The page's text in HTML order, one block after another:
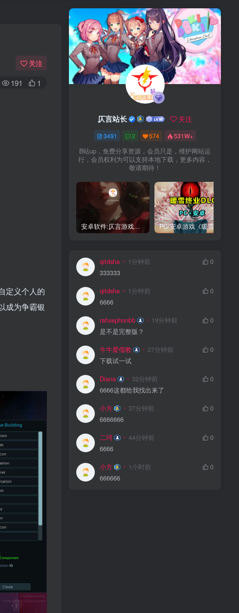
关注
191 1
定义个人的
成为争霸银
仄言站长 关注
3491 2 574 531W+
B站up，免费分享资源，会员只是，维护网站运
行，会员权利为可以支持本地下载，更多内容，
敬请期待！
安卓软件:仄言游戏库4.0APP全新上架了！没有下的赶紧下载呀！
qitdsha 1分钟前
0
333333
qitdsha 1分钟前
0
6666
rahxephonbb 19分钟前
0
是不是完整版？
牛牛爱儒教 27分钟前
0
下载试一试
Diana 32分钟前
0
6666这都给我找出来了
小方 37分钟前
0
6666666
二珂 44分钟前
0
6666
小方 1小时前
0
666666